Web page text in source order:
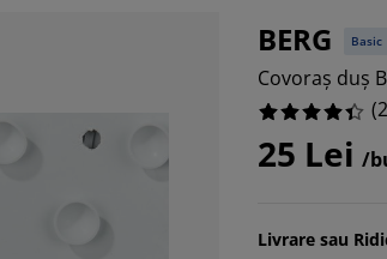
BERG Basic
Covoraș duș
(
25 Lei /
Livrare sau
16.908212560386474%